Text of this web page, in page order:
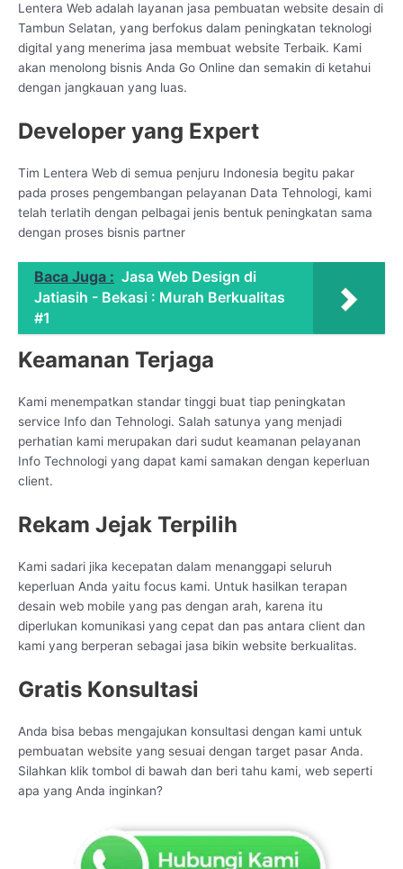
Lentera Web adalah layanan jasa pembuatan website desain di
Tambun Selatan, yang berfokus dalam peningkatan teknologi
digital yang menerima jasa membuat website Terbaik. Kami
akan menolong bisnis Anda Go Online dan semakin di ketahui
dengan jangkauan yang luas.
Developer yang Expert
Tim Lentera Web di semua penjuru Indonesia begitu pakar
pada proses pengembangan pelayanan Data Tehnologi, kami
telah terlatih dengan pelbagai jenis bentuk peningkatan sama
dengan proses bisnis partner
Baca Juga : Jasa Web Design di
Jatiasih - Bekasi : Murah Berkualitas
#1
Keamanan Terjaga
Kami menempatkan standar tinggi buat tiap peningkatan
service Info dan Tehnologi. Salah satunya yang menjadi
perhatian kami merupakan dari sudut keamanan pelayanan
Info Technologi yang dapat kami samakan dengan keperluan
client.
Rekam Jejak Terpilih
Kami sadari jika kecepatan dalam menanggapi seluruh
keperluan Anda yaitu focus kami. Untuk hasilkan terapan
desain web mobile yang pas dengan arah, karena itu
diperlukan komunikasi yang cepat dan pas antara client dan
kami yang berperan sebagai jasa bikin website berkualitas.
Gratis Konsultasi
Anda bisa bebas mengajukan konsultasi dengan kami untuk
pembuatan website yang sesuai dengan target pasar Anda.
Silahkan klik tombol di bawah dan beri tahu kami, web seperti
apa yang Anda inginkan?